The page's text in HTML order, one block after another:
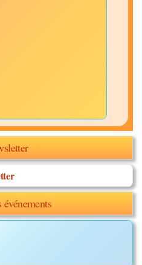
événements